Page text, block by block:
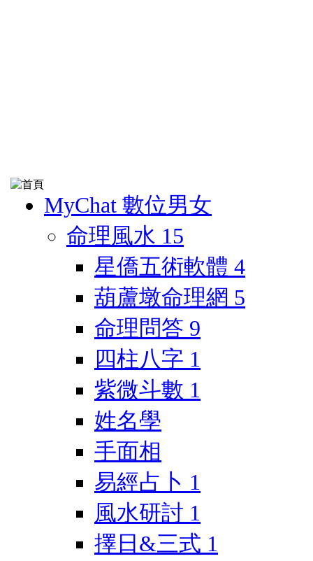
MyChat 數位男女
命理風水 15
星僑五術軟體 4
葫蘆墩命理網 5
命理問答 9
四柱八字 1
紫微斗數 1
姓名學
手面相
易經占卜 1
風水研討 1
擇日&三式 1